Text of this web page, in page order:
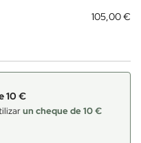
105,00 €
10 €
un cheque de 10 €